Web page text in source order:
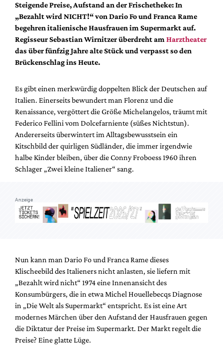
Alle Hefte
Leseproben
Podcast
Service
Newsletter
Redaktion
Autor:innen
Partner
Mediadaten
Suche
Steigende Preise, Aufstand an der Frischetheke: In
„Bezahlt wird NICHT!“ von Dario Fo und Franca Rame
begehren italienische Hausfrauen im Supermarkt auf.
Regisseur Sebastian Wirnitzer überdreht am Harztheater
das über fünfzig Jahre alte Stück und verpasst so den
Brückenschlag ins Heute.
Es gibt einen merkwürdig doppelten Blick der Deutschen auf
Italien. Einerseits bewundert man Florenz und die
Renaissance, vergöttert die Größe Michelangelos, träumt mit
Federico Fellini vom Dolcefarniente (süßes Nichtstun).
Andererseits überwintert im Alltagsbewusstsein ein
Kitschbild der quirligen Südländer, die immer irgendwie
halbe Kinder bleiben, über die Conny Froboess 1960 ihren
Schlager „Zwei kleine Italiener“ sang.
Anzeige
Nun kann man Dario Fo und Franca Rame dieses
Klischeebild des Italieners nicht anlasten, sie liefern mit
„Bezahlt wird nicht“ 1974 eine Innenansicht des
Konsumbürgers, die in etwa Michel Houellebecqs Diagnose
in „Die Welt als Supermarkt“ entspricht. Es ist eine Art
modernes Märchen über den Aufstand der Hausfrauen gegen
die Diktatur der Preise im Supermarkt. Der Markt regelt die
Preise? Eine glatte Lüge.